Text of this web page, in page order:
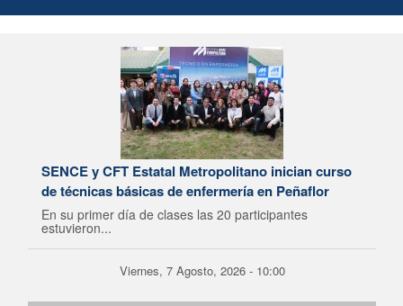
SENCE y CFT Estatal Metropolitano inician curso
de técnicas básicas de enfermería en Peñaflor
En su primer día de clases las 20 participantes
estuvieron...
Viernes, 7 Agosto, 2026 - 10:00